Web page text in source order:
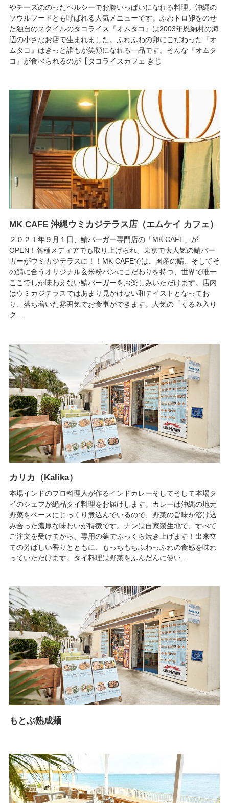
やチーズののったヘルシーでお腹いっぱいになれる料理。沖縄の
ソウルフードとも呼ばれる人気メニューです。ふわトロ卵をのせ
た独自のスタイルのタコライス『オムタコ』は2003年恩納村の海
辺の小さなお店で生まれました。ふわふわの卵にこだわった『オ
ムタコ』はきっと誰もが笑顔になれる一品です。そんな『オムタ
コ』が食べられるのが【タコライスカフェ きじ
MK CAFE 沖縄ウミカジテラス店（エムケイ カフェ）
２０２１年９月１日、鯖バーガー専門店の「MK CAFE」が
OPEN！各種メディアでも取り上げられ、東京で大人気の鯖バー
ガーがウミカジテラスに！！MK CAFEでは、国産の鯖、そしてそ
の鯖に合うオリジナル玄米粉パンにこだわりを持つ、世界で唯一
ここでしか味わえない鯖バーガーをお楽しみいただけます。店内
はウミカジテラスではあまり見かけない和テイストとなってお
り、落ち着いた雰囲気でお食事ができます。人気の「くるみ入り
ク...
カリカ（Kalika）
本場インドのプロ料理人が作るインドカレーそしてそして本場タ
イのシェフが絶品タイ料理をお届けします。カレーは沖縄の地元
野菜をベースにじっくり煮込んでいるので、野菜の旨味が溶け込
み合った濃厚な味わいが特徴です。ナンは自家製生地で、すべて
ご注文を受けてから、専用の釜でふっくら焼き上げます！出来立
ての芳ばしい香りとともに、もっちもちふわっふわの食感を味わ
っていただけます。タイ料理は野菜をふんだんに使い...
もとぶ熟成麺